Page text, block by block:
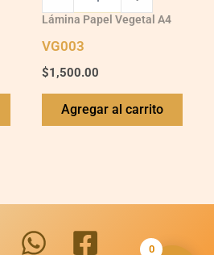
Lámina Papel Vegetal A4
VG003
$1,500.00
Agregar al carrito
0